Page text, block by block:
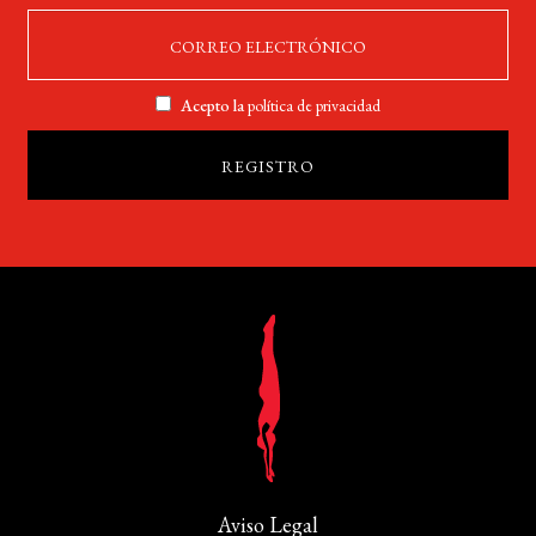
Acepto lapolítica de privacidad
Aviso Legal